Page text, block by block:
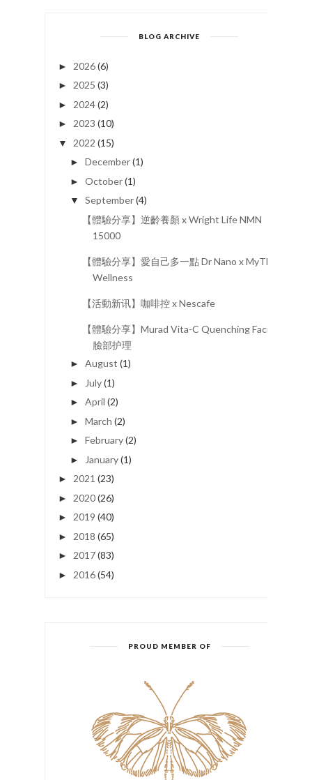
BLOG ARCHIVE
► 2026(6)
► 2025 (3)
► 2024(2)
► 2023 (10)
▼ 2022 (15)
► December(1)
► October(1)
▼ September(4)
【體驗分享】逆齡養顏 x Wright Life NMN
15000
【體驗分享】愛自己多一點 Dr Nano x MyThai
Wellness
【活動新讯】咖啡控 x Nescafe
【體驗分享】Murad Vita-C Quenching Facial
臉部护理
► August (1)
► July(1)
► April (2)
► March (2)
► February(2)
► January(1)
► 2021 (23)
► 2020(26)
► 2019 (40)
► 2018 (65)
► 2017(83)
► 2016(54)
PROUD MEMBER OF